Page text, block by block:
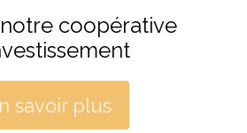
coopérative
savoir plus